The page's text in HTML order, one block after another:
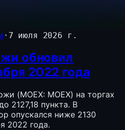
· 7 июля 2026 г.
обновил
2022 года
(MOEX: MOEX) на торгах
2127,18 пункта. В
опускался ниже 2130
2022 года.